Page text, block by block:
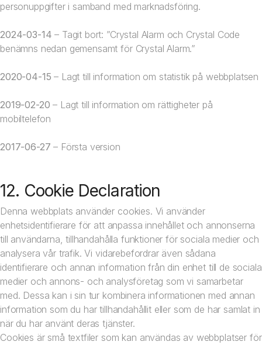
personuppgifter i samband med marknadsföring.
2024-03-14 – Tagit bort: ”Crystal Alarm och Crystal Code
benämns nedan gemensamt för Crystal Alarm.”
2020-04-15 – Lagt till information om statistik på webbplatsen
2019-02-20 – Lagt till information om rättigheter på
mobiltelefon
2017-06-27 – Första version
12. Cookie Declaration
Denna webbplats använder cookies. Vi använder
enhetsidentifierare för att anpassa innehållet och annonserna
till användarna, tillhandahålla funktioner för sociala medier och
analysera vår trafik. Vi vidarebefordrar även sådana
identifierare och annan information från din enhet till de sociala
medier och annons- och analysföretag som vi samarbetar
med. Dessa kan i sin tur kombinera informationen med annan
information som du har tillhandahållit eller som de har samlat in
när du har använt deras tjänster.
Cookies är små textfiler som kan användas av webbplatser för